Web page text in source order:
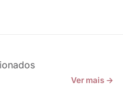
Ver mais →